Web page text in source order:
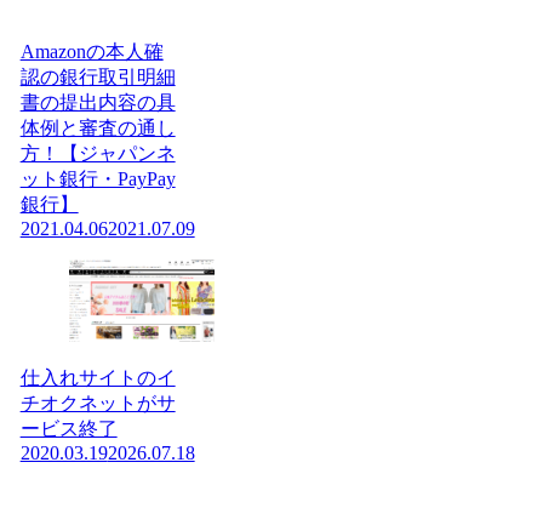
Amazonの本人確
認の銀行取引明細
書の提出内容の具
体例と審査の通し
方！【ジャパンネ
ット銀行・PayPay
銀行】
2021.04.062021.07.09
仕入れサイトのイ
チオクネットがサ
ービス終了
2020.03.192026.07.18